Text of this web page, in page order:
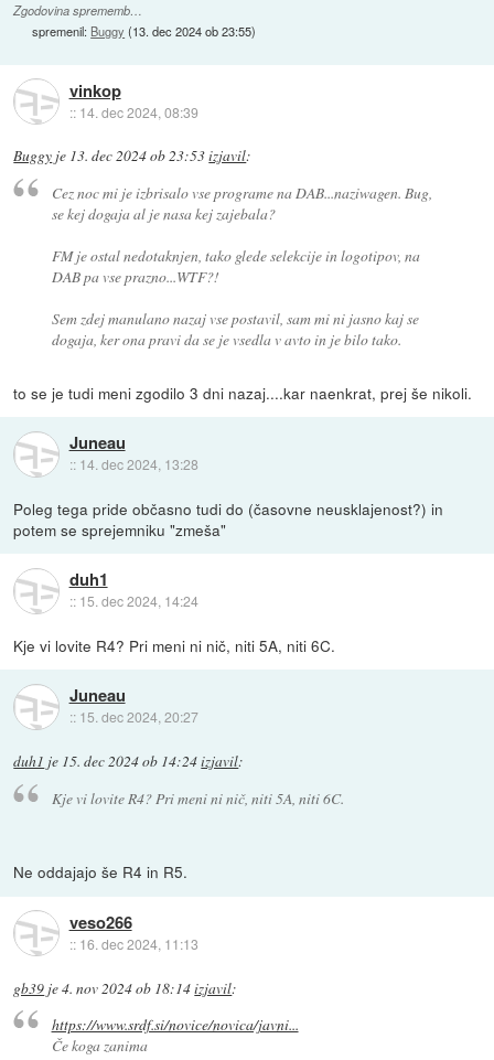
Zgodovina sprememb…
spremenil: Buggy (13. dec 2024 ob 23:55)
vinkop
:: 14. dec 2024, 08:39
Buggy je 13. dec 2024 ob 23:53izjavil:
Cez noc mi je izbrisalo vse programe na DAB...naziwagen. Bug,
se kej dogaja al je nasa kej zajebala?
FM je ostal nedotaknjen, tako glede selekcije in logotipov, na
DAB pa vse prazno...WTF?!
Sem zdej manulano nazaj vse postavil, sam mi ni jasno kaj se
dogaja, ker ona pravi da se je vsedla v avto in je bilo tako.
to se je tudi meni zgodilo 3 dni nazaj....kar naenkrat, prej še nikoli.
Juneau
:: 14. dec 2024, 13:28
Poleg tega pride občasno tudi do (časovne neusklajenost?) in
potem se sprejemniku "zmeša"
duh1
:: 15. dec 2024, 14:24
Kje vi lovite R4? Pri meni ni nič, niti 5A, niti 6C.
Juneau
:: 15. dec 2024, 20:27
duh1 je 15. dec 2024 ob 14:24izjavil:
Kje vi lovite R4? Pri meni ni nič, niti 5A, niti 6C.
Ne oddajajo še R4 in R5.
veso266
:: 16. dec 2024, 11:13
gb39 je4. nov 2024 ob 18:14izjavil:
https://www.srdf.si/novice/novica/javni...
Če koga zanima